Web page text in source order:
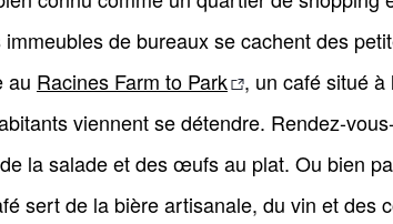
de bureaux se cachent des
au Racines Farm to Park
, un café situé à
viennent se détendre. Rendez-
la salade et des œufs au plat. Ou bien
sert de la bière artisanale, du vin et des